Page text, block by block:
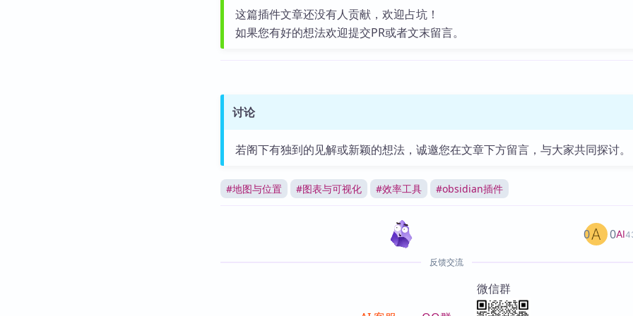
这篇插件文章还没有人贡献，欢迎占坑！
如果您有好的想法欢迎提交PR或者文末留言。
讨论
若阁下有独到的见解或新颖的想法，诚邀您在文章下方留言，与大家共同探讨。
#地图与位置 #图表与可视化 #效率工具 #obsidian插件
AI
0 0
反馈交流
微信群